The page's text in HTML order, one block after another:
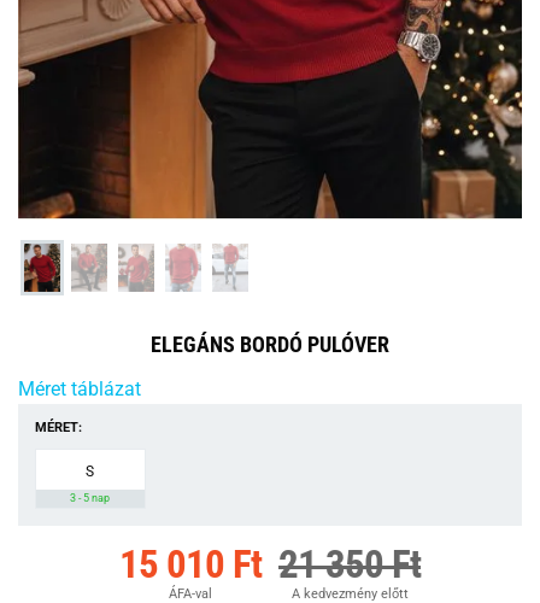
ELEGÁNS BORDÓ PULÓVER
Méret táblázat
MÉRET:
S
3 - 5 nap
15 010 Ft
ÁFA-val
21 350 Ft
A kedvezmény előtt